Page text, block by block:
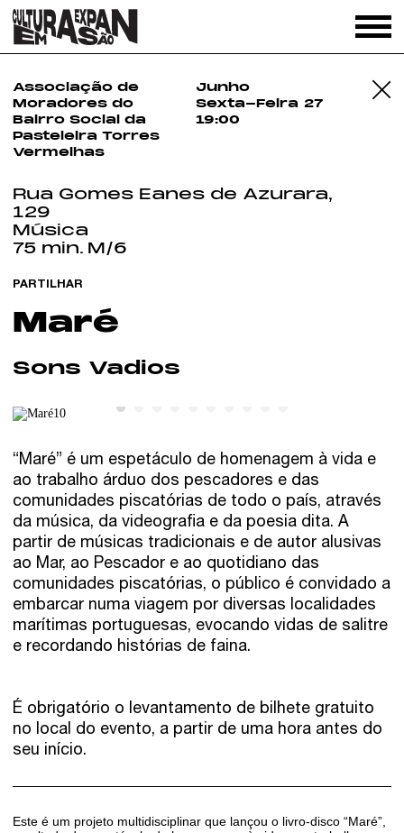
Associação de
Moradores do
Bairro Social da
Pasteleira Torres
Vermelhas
Junho
Sexta-Feira 27
19:00
Música
75 min. M/6
Rua Gomes Eanes de Azurara,
129
PARTILHAR
Maré
Sons Vadios
“Maré” é um espetáculo de homenagem à vida e
ao trabalho árduo dos pescadores e das
comunidades piscatórias de todo o país, através
da música, da videografia e da poesia dita. A
partir de músicas tradicionais e de autor alusivas
ao Mar, ao Pescador e ao quotidiano das
comunidades piscatórias, o público é convidado a
embarcar numa viagem por diversas localidades
marítimas portuguesas, evocando vidas de salitre
e recordando histórias de faina.
É obrigatório o levantamento de bilhete gratuito
no local do evento, a partir de uma hora antes do
seu início.
Este é um projeto multidisciplinar que lançou o livro-disco “Maré”,